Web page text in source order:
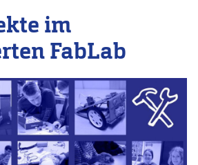
English
main
page
instead.
im
FabLab